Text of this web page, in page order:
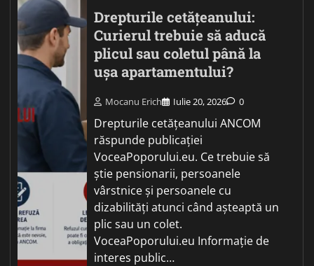
Drepturile cetățeanului:
Curierul trebuie să aducă
plicul sau coletul până la
ușa apartamentului?
Mocanu Erich Iulie 20, 2026 0
Drepturile cetățeanului ANCOM
răspunde publicației
VoceaPoporului.eu. Ce trebuie să
știe pensionarii, persoanele
vârstnice și persoanele cu
dizabilități atunci când așteaptă un
plic sau un colet.
VoceaPoporului.eu Informație de
interes public…